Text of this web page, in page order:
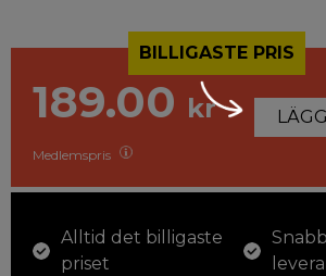
BILLIGASTE PRIS
189.00 kr
Medlemspris
Alltid det billigaste
priset